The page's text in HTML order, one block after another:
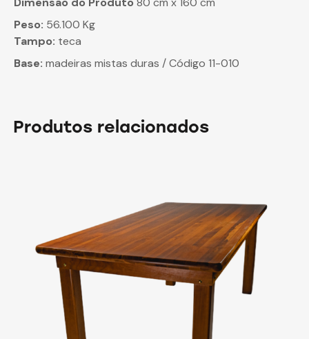
Peso: 56.100 Kg
Tampo: teca
Base: madeiras mistas duras / Código 11-010
Produtos relacionados